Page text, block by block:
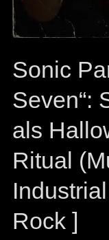
Sonic
Seven“:
als
Ritual
Rock ]